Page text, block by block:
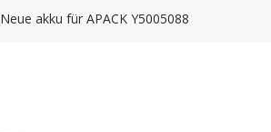
Neue akku für APACK Y5005088